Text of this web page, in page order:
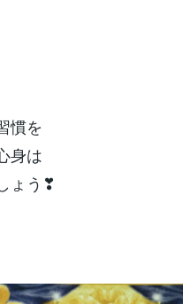
慣を
身は
ょう❣